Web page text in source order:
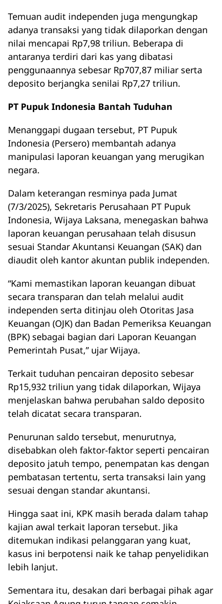
Temuan audit independen juga mengungkap
adanya transaksi yang tidak dilaporkan dengan
nilai mencapai Rp7,98 triliun. Beberapa di
antaranya terdiri dari kas yang dibatasi
penggunaannya sebesar Rp707,87 miliar serta
deposito berjangka senilai Rp7,27 triliun.
PT Pupuk Indonesia Bantah Tuduhan
Menanggapi dugaan tersebut, PT Pupuk
Indonesia (Persero) membantah adanya
manipulasi laporan keuangan yang merugikan
negara.
Dalam keterangan resminya pada Jumat
(7/3/2025), Sekretaris Perusahaan PT Pupuk
Indonesia, Wijaya Laksana, menegaskan bahwa
laporan keuangan perusahaan telah disusun
sesuai Standar Akuntansi Keuangan (SAK) dan
diaudit oleh kantor akuntan publik independen.
“Kami memastikan laporan keuangan dibuat
secara transparan dan telah melalui audit
independen serta ditinjau oleh Otoritas Jasa
Keuangan (OJK) dan Badan Pemeriksa Keuangan
(BPK) sebagai bagian dari Laporan Keuangan
Pemerintah Pusat,” ujar Wijaya.
Terkait tuduhan pencairan deposito sebesar
Rp15,932 triliun yang tidak dilaporkan, Wijaya
menjelaskan bahwa perubahan saldo deposito
telah dicatat secara transparan.
Penurunan saldo tersebut, menurutnya,
disebabkan oleh faktor-faktor seperti pencairan
deposito jatuh tempo, penempatan kas dengan
pembatasan tertentu, serta transaksi lain yang
sesuai dengan standar akuntansi.
Hingga saat ini, KPK masih berada dalam tahap
kajian awal terkait laporan tersebut. Jika
ditemukan indikasi pelanggaran yang kuat,
kasus ini berpotensi naik ke tahap penyelidikan
lebih lanjut.
Sementara itu, desakan dari berbagai pihak agar